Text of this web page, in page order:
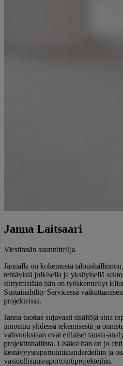
Janna Laitsaari
Viestinnän suunnittelija
Jannalla on kokemusta
tehtävistä julkisella ja yksityisellä
siirtymistään hän on työskennellyt
Sustainability Servicessä
projekteissa.
Janna tuottaa sujuvasti sisältöjä aina
innostuu yhdessä tekemisestä ja
vahvuuksiaan ovat erilaiset tausta-
projektinhallinta. Lisäksi hän on jo
kestävyysraportointistandardeihin ja
vastuullisuusraportointiprojekteihin.